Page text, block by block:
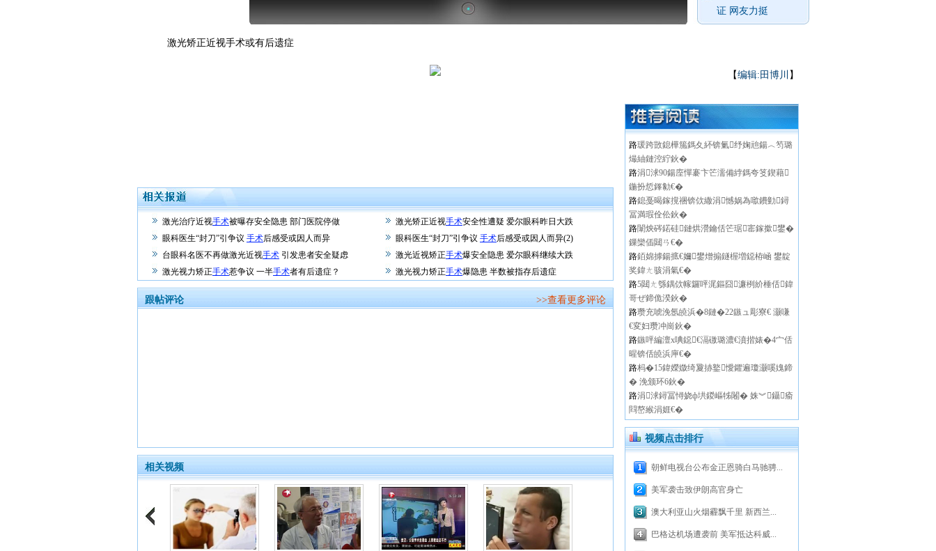
证 网友力挺
激光矫正近视手术或有后遗症
【编辑:田博川 】
激光治疗近视手术被曝存安全隐患 部门医院停做 激光矫正近视手术安全性遭疑 爱尔眼科昨日大跌
眼科医生“封刀”引争议 手术后感受或因人而异 眼科医生“封刀”引争议 手术后感受或因人而异(2)
台眼科名医不再做激光近视手术 引发患者安全疑虑 激光近视矫正手术爆安全隐患 爱尔眼科继续大跌
激光视力矫正手术惹争议 一半手术者有后遗症？ 激光视力矫正手术爆隐患 半数被指存后遗症
跟帖评论 >>查看更多评论
相关视频
路瑗跨敳鎴樺箷鎷夊紑锛氭纾婅兘鍚︿笉璐
熶紬鏈涳紵鈥�
路涓浗90鍚庢憚褰卞笀濡備綍鎷夸笅鍥藉
鍦扮悊鎽勨€�
路鎴戞暍鎵撹祵锛佽繖涓憾娲為噷鐨勭鐞
冨満瑕佺伀鈥�
路闈炴硶鍩硅鏈烘瀯鑰佸笀琚寚鎵撳鐢�
鏁欒偛閮ㄢ€�
路銆婂摢鍚掋€嬭鐢熷搧鐩楃増鐚栫崡 鐢靛
奖鍏ㄤ骇涓氣€�
路5閮ㄤ綔鍝佽幏鑼呯浘鏂囧濂栵紒棰佸鍏
哥ぜ鍗佹湀鈥�
路瓒充唬浼氬皢浜�8鏈�22鏃ュ彫寮€ 灏嗛
€変妇瓒冲崗鈥�
路鏃呯編澶х唺鐚€滆礉璐濃€濆揩婊�4宀佸
暒锛佸皢浜庘€�
路杩�15鍏嬫媺绮夐捇鐜懓鑺遍瓊灏嗘媿鍗
� 浼颁环6鈥�
路涓浗鐞冨憳娆ф垬鍐嶇牬闂� 姝︾鑷瘉
閰嶅緱涓娾€�
视频点击排行
朝鲜电视台公布金正恩骑白马驰骋...
美军袭击致伊朗高官身亡
澳大利亚山火烟霾飘千里 新西兰...
巴格达机场遭袭前 美军抵达科威...